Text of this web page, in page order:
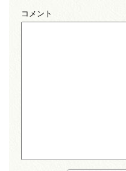
コメント